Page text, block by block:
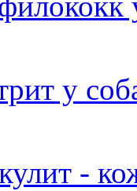
у
-